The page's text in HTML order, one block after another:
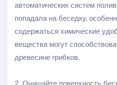
автоматических систем
попадала на беседку,
содержаться химические
вещества могут
древесине грибков.
2. Очищайте поверхность